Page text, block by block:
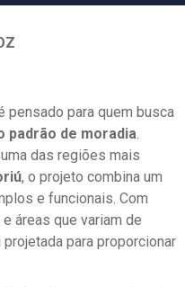
pensado para quem busca
padrão de moradia
das regiões mais
, o projeto combina um
e funcionais. Com
e áreas que variam de
para proporcionar